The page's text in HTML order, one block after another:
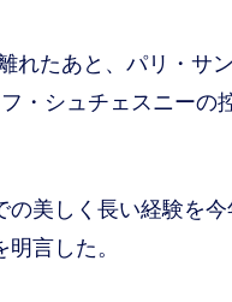
たあと、パリ・サ
・シュチェスニーの
の美しく長い経験を
言した。